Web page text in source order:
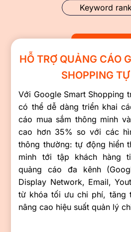
Keyword
HỖ TRỢ QUẢNG CÁO
SHOPPING
Với Google Smart Shopping
có thể dễ dàng triển khai
cáo mua sắm thông minh
cao hơn 35% so với các
thông thường: tự động hiển
minh tới tập khách hàng
quảng cáo đa kênh
Display Network, Email,
từ khóa tối ưu chi phí, tăng
nâng cao hiệu suất quản lý